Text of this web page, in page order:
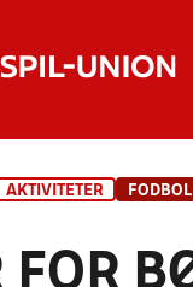
AKTIVITETER
FOR